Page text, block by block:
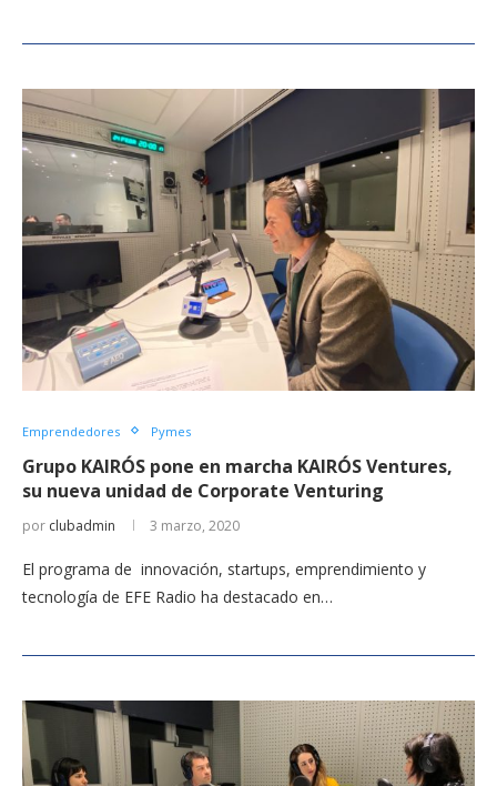
Emprendedores Pymes
Grupo KAIRÓS pone en marcha KAIRÓS Ventures,
su nueva unidad de Corporate Venturing
por clubadmin 3 marzo, 2020
El programa de innovación, startups, emprendimiento y
tecnología de EFE Radio ha destacado en…